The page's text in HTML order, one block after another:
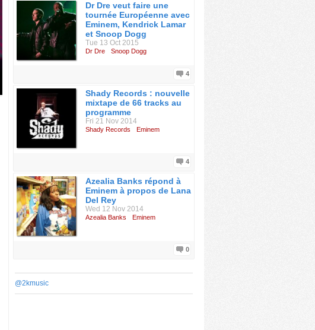
Dr Dre veut faire une
tournée Européenne avec
Eminem, Kendrick Lamar
et Snoop Dogg
Tue 13 Oct 2015
Dr Dre Snoop Dogg
4
Shady Records : nouvelle
mixtape de 66 tracks au
programme
Fri 21 Nov 2014
Shady Records Eminem
4
Azealia Banks répond à
Eminem à propos de Lana
Del Rey
Wed 12 Nov 2014
Azealia Banks Eminem
0
@2kmusic